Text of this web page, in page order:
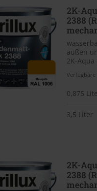
2K-
2388
außen
2K-Aqua
Verfügbare
0,875
3,5 Liter
2K-
2388